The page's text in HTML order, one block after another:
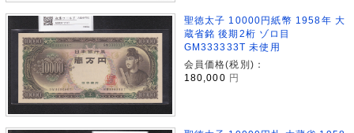
聖徳太子 10000円紙幣 1958年 大
蔵省銘 後期2桁 ゾロ目
GM333333T 未使用
会員価格(税別)：
180,000 円